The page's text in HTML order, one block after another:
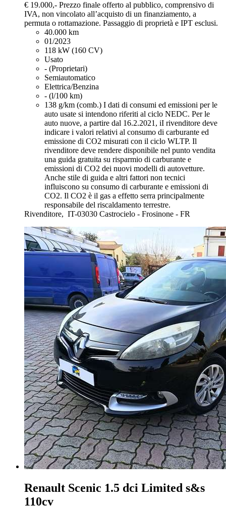
€ 19.000,- Prezzo finale offerto al pubblico, comprensivo di
IVA, non vincolato all’acquisto di un finanziamento, a
permuta o rottamazione. Passaggio di proprietà e IPT esclusi.
40.000 km
01/2023
118 kW (160 CV)
Usato
- (Proprietari)
Semiautomatico
Elettrica/Benzina
- (l/100 km)
138 g/km (comb.) I dati di consumi ed emissioni per le
auto usate si intendono riferiti al ciclo NEDC. Per le
auto nuove, a partire dal 16.2.2021, iI rivenditore deve
indicare i valori relativi al consumo di carburante ed
emissione di CO2 misurati con il ciclo WLTP. Il
rivenditore deve rendere disponibile nel punto vendita
una guida gratuita su risparmio di carburante e
emissioni di CO2 dei nuovi modelli di autovetture.
Anche stile di guida e altri fattori non tecnici
influiscono su consumo di carburante e emissioni di
CO2. Il CO2 è il gas a effetto serra principalmente
responsabile del riscaldamento terrestre.
Rivenditore, IT-03030 Castrocielo - Frosinone - FR
Renault Scenic 1.5 dci Limited s&s
110cv